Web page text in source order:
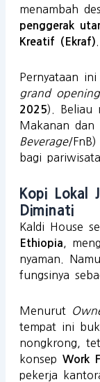
menambah
penggerak
Kreatif (Ekraf)
Pernyataan
grand opening
2025). Beliau
Makanan
Beverage/
bagi
Kopi Lokal
Diminati
Kaldi House
Ethiopia ,
nyaman.
fungsinya
Menurut
tempat ini
nongkrong,
konsep Work
pekerja